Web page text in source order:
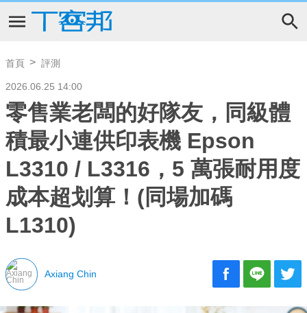
首頁 評測
2026.06.25 14:00
零售業老闆的好隊友，同級體
積最小連供印表機 Epson
L3310 / L3316，5 萬張耐用度
成本超划算！(同場加碼
L1310)
Axiang Chin